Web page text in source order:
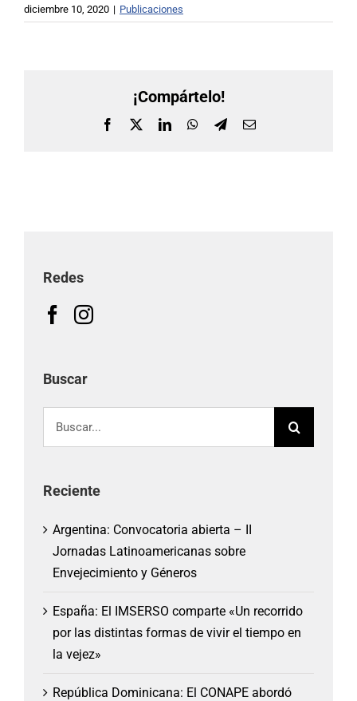
diciembre 10, 2020 | Publicaciones
¡Compártelo!
Facebook LinkedInWhatsApp
TelegramCorreo
Redes
Buscar
Reciente
Argentina: Convocatoria abierta – II
Jornadas Latinoamericanas sobre
Envejecimiento y Géneros
España: El IMSERSO comparte «Un recorrido
por las distintas formas de vivir el tiempo en
la vejez»
República Dominicana: El CONAPE abordó